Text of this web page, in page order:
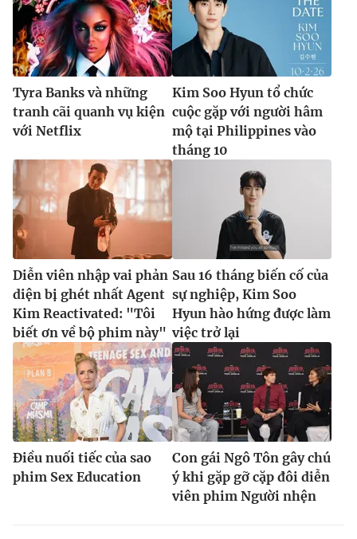
Tyra Banks và những
tranh cãi quanh vụ kiện
với Netflix
Kim Soo Hyun tổ chức
cuộc gặp với người hâm
mộ tại Philippines vào
tháng 10
Diễn viên nhập vai phản
diện bị ghét nhất Agent
Kim Reactivated: "Tôi
biết ơn về bộ phim này"
Sau 16 tháng biến cố của
sự nghiệp, Kim Soo
Hyun hào hứng được làm
việc trở lại
Điều nuối tiếc của sao
phim Sex Education
Con gái Ngô Tôn gây chú
ý khi gặp gỡ cặp đôi diễn
viên phim Người nhện